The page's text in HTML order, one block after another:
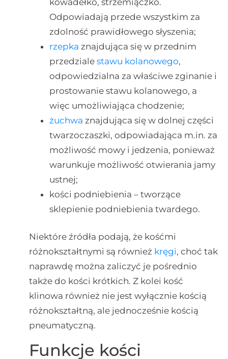
Odpowiadają przede wszystkim za
zdolność prawidłowego słyszenia;
rzepka znajdująca się w przednim
przedziale stawu kolanowego,
odpowiedzialna za właściwe zginanie i
prostowanie stawu kolanowego, a
więc umożliwiająca chodzenie;
żuchwa znajdująca się w dolnej części
twarzoczaszki, odpowiadająca m.in. za
możliwość mowy i jedzenia, ponieważ
warunkuje możliwość otwierania jamy
ustnej;
kości podniebienia – tworzące
sklepienie podniebienia twardego.
Niektóre źródła podają, że kośćmi
różnokształtnymi są również kręgi, choć tak
naprawdę można zaliczyć je pośrednio
także do kości krótkich. Z kolei kość
klinowa również nie jest wyłącznie kością
różnokształtną, ale jednocześnie kością
pneumatyczną.
Funkcje kości